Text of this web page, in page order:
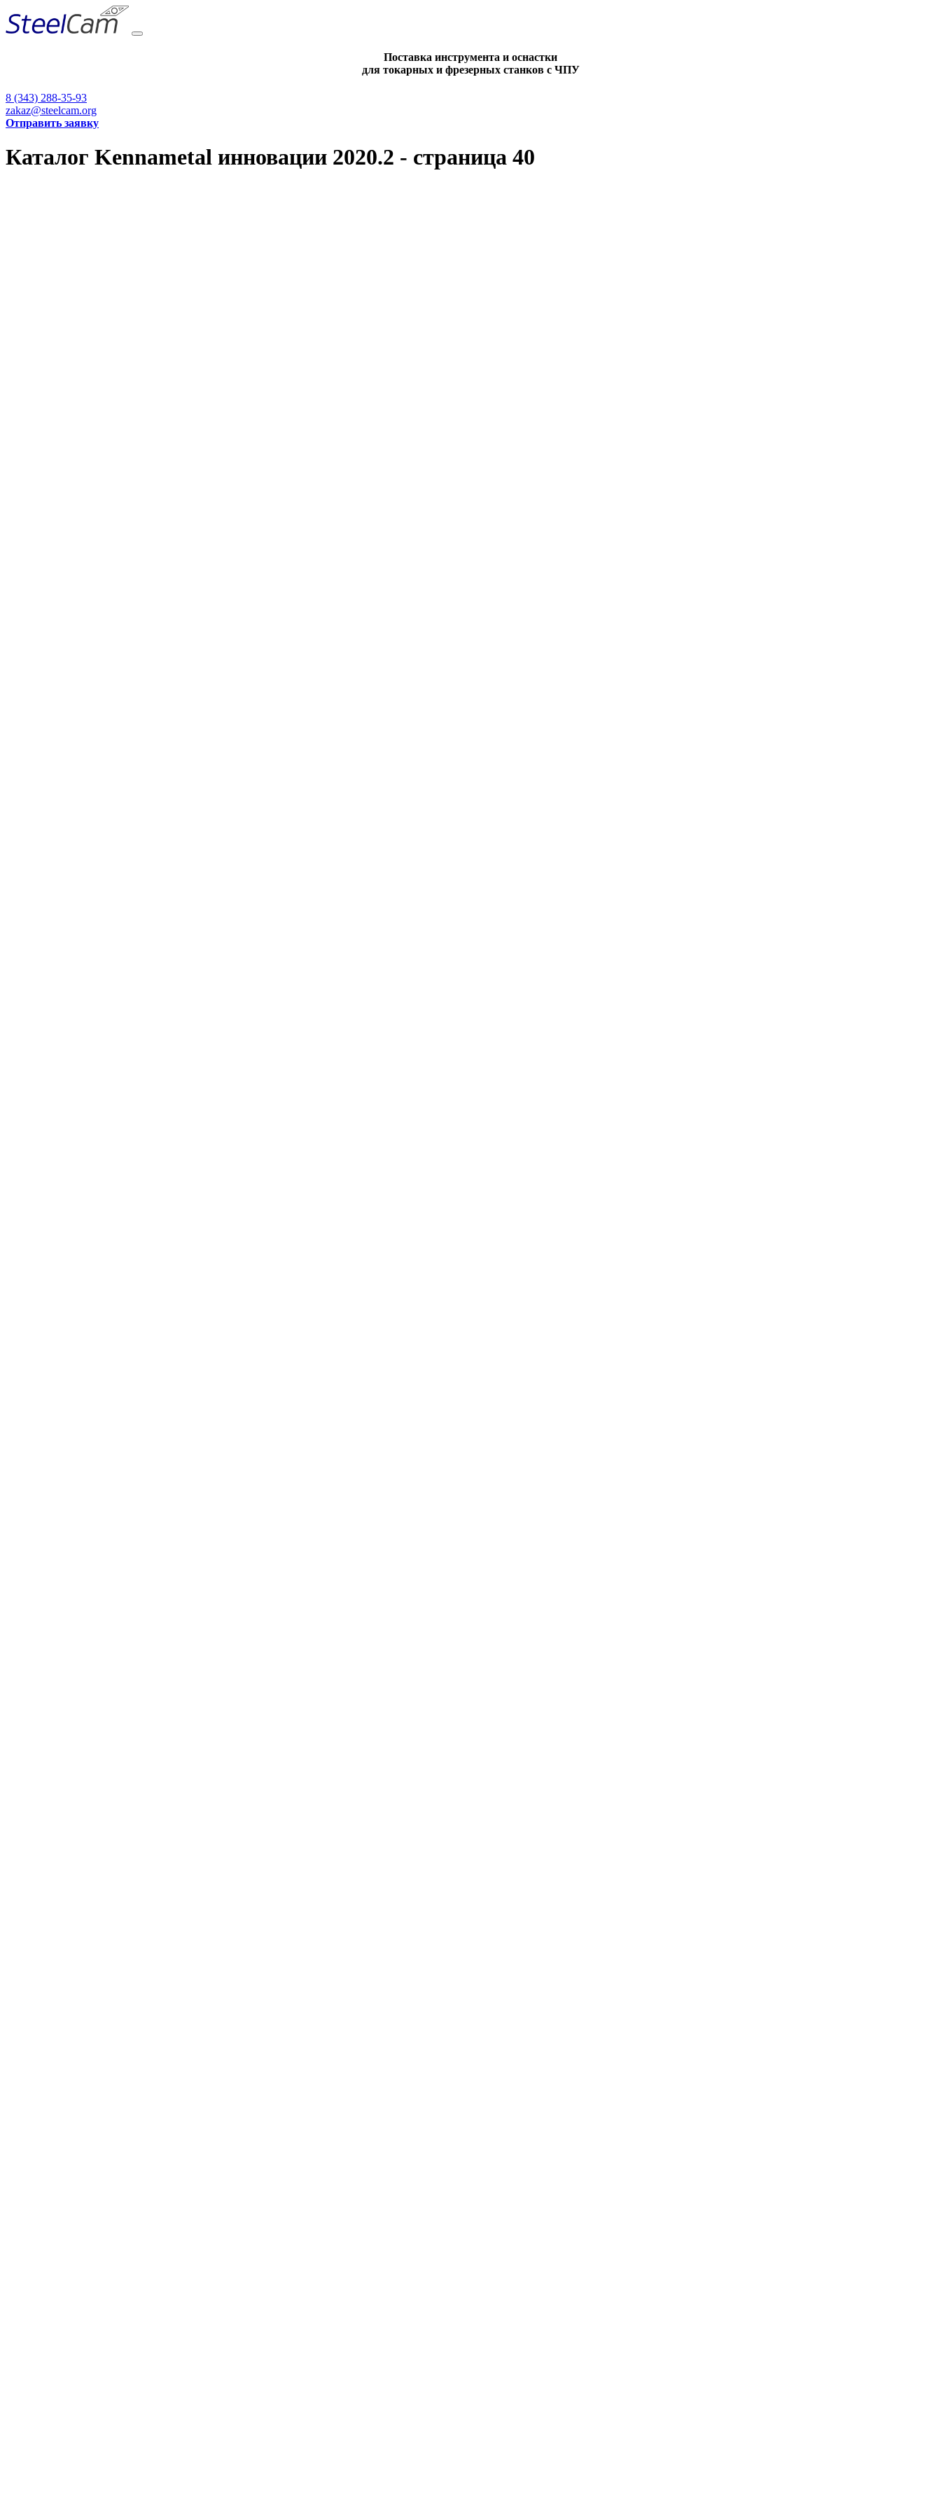
Поставка инструмента и оснастки
для токарных и фрезерных станков с ЧПУ
8 (343) 288-35-93
zakaz@steelcam.org
Отправить заявку
Каталог Kennametal инновации 2020.2 - страница 40